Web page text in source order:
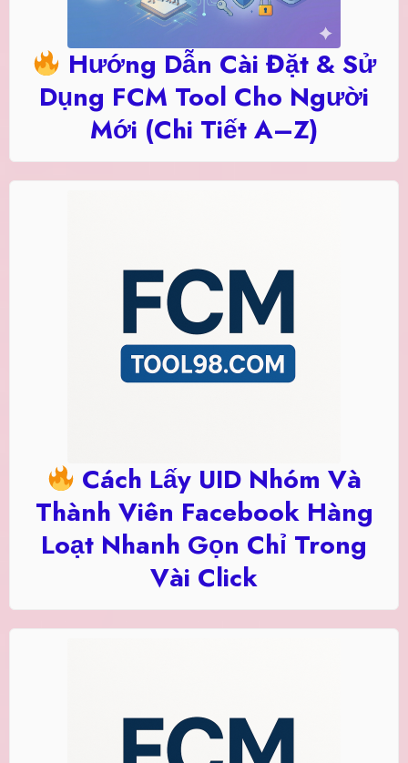
Hướng Dẫn Cài Đặt & Sử
Dụng FCM Tool Cho Người
Mới (Chi Tiết A–Z)
Cách Lấy UID Nhóm Và
Thành Viên Facebook Hàng
Loạt Nhanh Gọn Chỉ Trong
Vài Click